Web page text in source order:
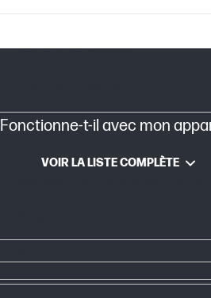
232 x 115 x 217 mm
Fonctionne-t-il avec mon
VOIR LA LISTE COMPLÈTE